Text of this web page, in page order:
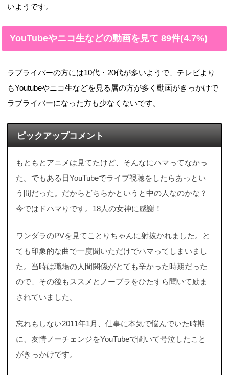
いようです。
YouTubeやニコ生などの動画を見て 89件(4.7%)
ラブライバーの方には10代・20代が多いようで、テレビより
もYoutubeやニコ生などを見る層の方が多く動画がきっかけで
ラブライバーになった方も少なくないです。
ピックアップコメント
もともとアニメは見てたけど、そんなにハマってなかっ
た。でもある日YouTubeでライブ視聴をしたらあっとい
う間だった。だからどちらかというと中の人なのかな？
今ではドハマりです。18人の女神に感謝！
ワンダラのPVを見てことりちゃんに射抜かれました。と
ても印象的な曲で一度聞いただけでハマってしまいまし
た。当時は職場の人間関係がとても辛かった時期だった
ので、その後もススメとノーブラをひたすら聞いて励ま
されていました。
忘れもしない2011年1月、仕事に本気で悩んでいた時期
に、友情ノーチェンジをYouTubeで聞いて号泣したこと
がきっかけです。